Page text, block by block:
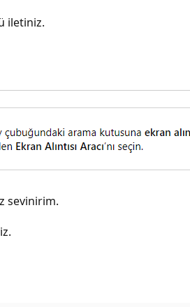
iletiniz.
sevinirim.